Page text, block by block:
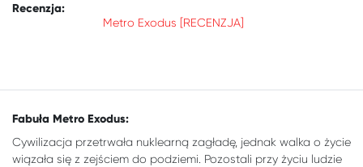
Recenzja:
Metro Exodus [RECENZJA]
Fabuła Metro Exodus:
Cywilizacja przetrwała nuklearną zagładę, jednak walka o życie
wiązała się z zejściem do podziemi. Pozostali przy życiu ludzie